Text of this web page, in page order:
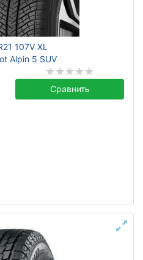
107V XL
Alpin 5 SUV
Сравнить